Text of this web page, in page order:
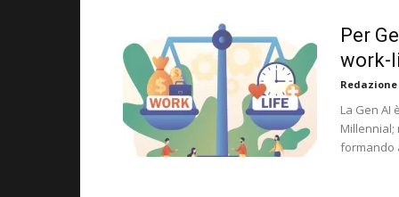
Per
work-
La Gen AI
Millennial;
formando